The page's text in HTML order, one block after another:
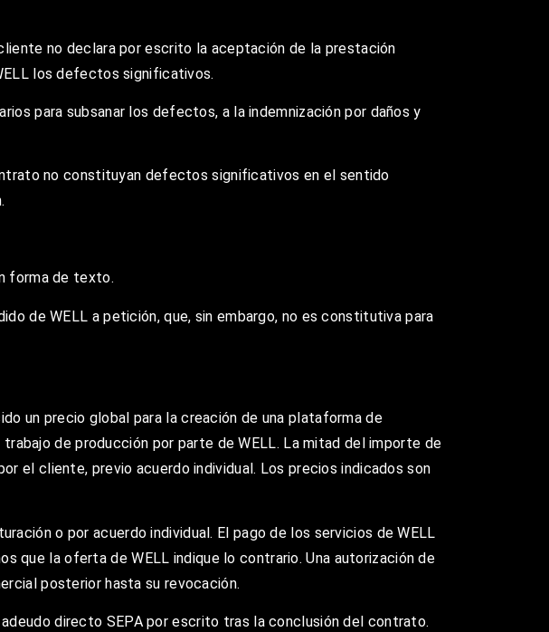
no declara por escrito la aceptación de la prestación
los defectos significativos.
para subsanar los defectos, a la indemnización por daños y
no constituyan defectos significativos en el sentido
forma de texto.
de WELL a petición, que, sin embargo, no es constitutiva para
un precio global para la creación de una plataforma de
de producción por parte de WELL. La mitad del importe de
el cliente, previo acuerdo individual. Los precios indicados son
o por acuerdo individual. El pago de los servicios de WELL
que la oferta de WELL indique lo contrario. Una autorización de
posterior hasta su revocación.
directo SEPA por escrito tras la conclusión del contrato.